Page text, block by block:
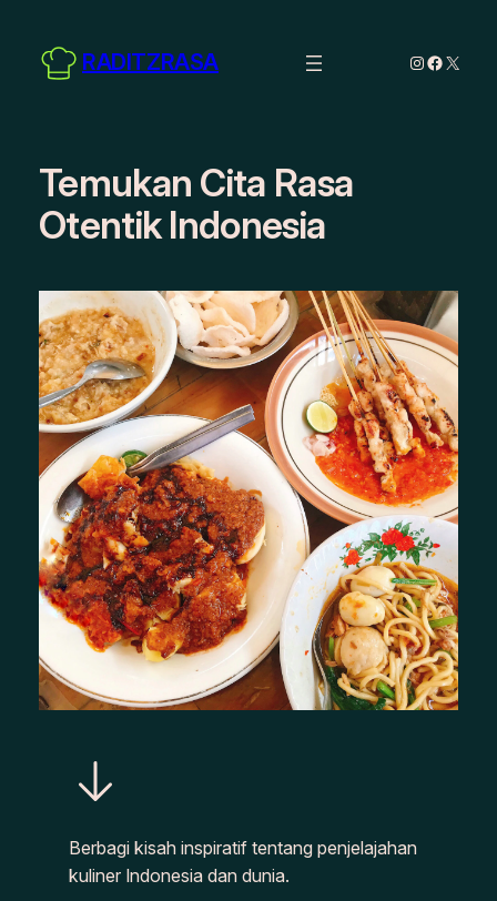
content
RADITZRASA Instagram
X
Temukan Cita Rasa
Otentik Indonesia
Berbagi kisah inspiratif tentang penjelajahan
kuliner Indonesia dan dunia.